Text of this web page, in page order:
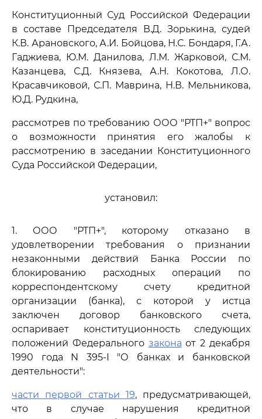
Конституционный Суд Российской Федерации
в составе Председателя В.Д. Зорькина, судей
К.В. Арановского, А.И. Бойцова, Н.С. Бондаря, Г.А.
Гаджиева, Ю.М. Данилова, Л.М. Жарковой, С.М.
Казанцева, С.Д. Князева, А.Н. Кокотова, Л.О.
Красавчиковой, С.П. Маврина, Н.В. Мельникова,
Ю.Д. Рудкина,
рассмотрев по требованию ООО "РТП+" вопрос
о возможности принятия его жалобы к
рассмотрению в заседании Конституционного
Суда Российской Федерации,
установил:
1. ООО "РТП+", которому отказано в
удовлетворении требования о признании
незаконными действий Банка России по
блокированию расходных операций по
корреспондентскому счету кредитной
организации (банка), с которой у истца
заключен договор банковского счета,
оспаривает конституционность следующих
положений Федерального закона от 2 декабря
1990 года N 395-I "О банках и банковской
деятельности":
части первой статьи 19, предусматривающей,
что в случае нарушения кредитной